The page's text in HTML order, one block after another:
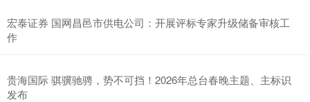
宏泰证券 国网昌邑市供电公司：开展评标专家升级储备审核工
作
贵海国际 骐骥驰骋，势不可挡！2026年总台春晚主题、主标识
发布